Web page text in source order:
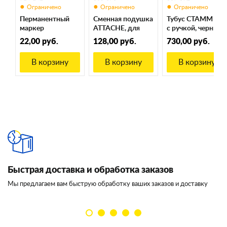
Перманентный
маркер
ATTOMEX,
черный, линия 2
наконечник
22,00 руб.
В корзину
Сменная подушка
ATTACHE, для
самонаборного
штампа ATTACHE,
128,00 руб.
В корзину
Тубус СТАММ А1
с ручкой, черный,
пластик, длина 65
см, диаметр 10
от А4 до А1
включительно
730,00 руб.
В корзину
Быстрая доставка и обработка заказов
Мы предлагаем вам быструю обработку ваших заказов и доставку